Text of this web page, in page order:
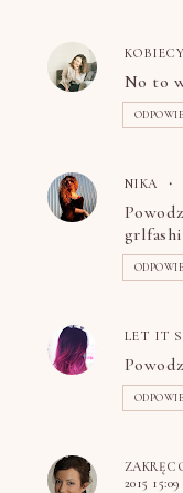
No to
NIKA
LET IT
2015 15:09